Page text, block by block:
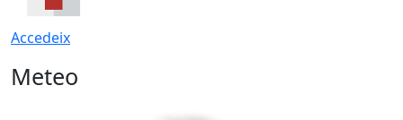
Accedeix
Meteo